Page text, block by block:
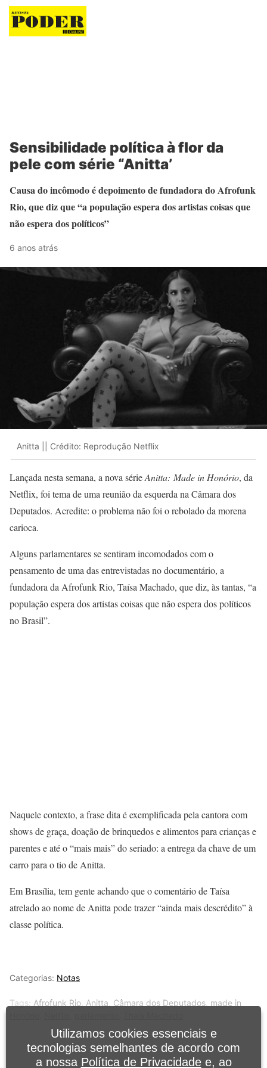
Revista Poder
Sensibilidade política à flor da
pele com série “Anitta’
Causa do incômodo é depoimento de fundadora do Afrofunk
Rio, que diz que “a população espera dos artistas coisas que
não espera dos políticos”
6 anos atrás
Anitta || Crédito: Reprodução Netflix
Lançada nesta semana, a nova sérieAnitta: Made in Honório, da
Netflix, foi tema de uma reunião da esquerda na Câmara dos
Deputados. Acredite: o problema não foi o rebolado da morena
carioca.
Alguns parlamentares se sentiram incomodados com o
pensamento de uma das entrevistadas no documentário, a
fundadora da Afrofunk Rio, Taísa Machado, que diz, às tantas, “a
população espera dos artistas coisas que não espera dos políticos
no Brasil”.
Naquele contexto, a frase dita é exemplificada pela cantora com
shows de graça, doação de brinquedos e alimentos para crianças e
parentes e até o “mais mais” do seriado: a entrega da chave de um
carro para o tio de Anitta.
Em Brasília, tem gente achando que o comentário de Taísa
atrelado ao nome de Anitta pode trazer “ainda mais descrédito” à
classe política.
Categorias: Notas
Tags: Afrofunk Rio Anitta Câmara dos Deputados made in
Utilizamos cookies essenciais e
tecnologias semelhantes de acordo com
a nossa Política de Privacidadee, ao